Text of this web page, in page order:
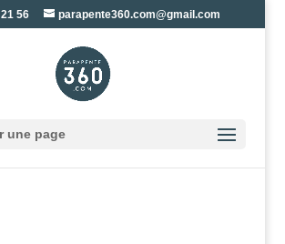
56 parapente360.com@gmail.com
une page